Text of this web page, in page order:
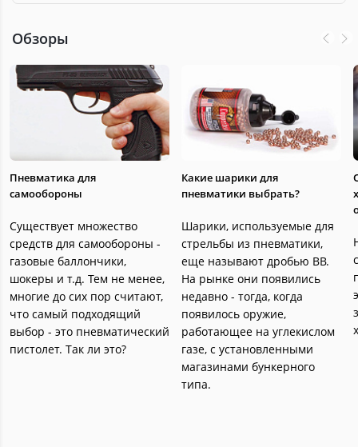
Обзоры
Пневматика для
самообороны
Существует множество
средств для самообороны -
газовые баллончики,
шокеры и т.д. Тем не менее,
многие до сих пор считают,
что самый подходящий
выбор - это пневматический
пистолет. Так ли это?
Какие шарики для
пневматики выбрать?
Шарики, используемые для
стрельбы из пневматики,
еще называют дробью ВВ.
На рынке они появились
недавно - тогда, когда
появилось оружие,
работающее на углекислом
газе, с установленными
магазинами бункерного
типа.